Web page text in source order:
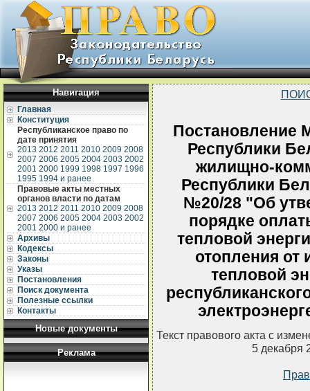
Навигация
Главная
Конституция
Республиканское право по
дате принятия
2013 2012 2011 2010 2009 2008
2007 2006 2005 2004 2003 2002
2001 2000 1999 1998 1997 1996
1995 1994 и ранее
Правовые акты местных
органов власти по датам
2013 2012 2011 2010 2009 2008
2007 2006 2005 2004 2003 2002
2001 2000 и ранее
Архивы
Кодексы
Законы
Указы
Постановления
Поиск документа
Полезные ссылки
Контакты
Новые документы
Реклама
Постановление
Республики
жилищно-
Республики
№20/28 "Об
порядке
тепловой
отопления от
тепловой
Текст правового акта с
5 декабря